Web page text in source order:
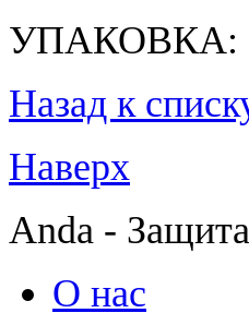
УПАКОВКА:
Назад к
Наверх
Anda -
О нас